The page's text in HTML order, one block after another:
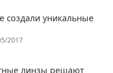
создали уникальные
2017
линзы решают